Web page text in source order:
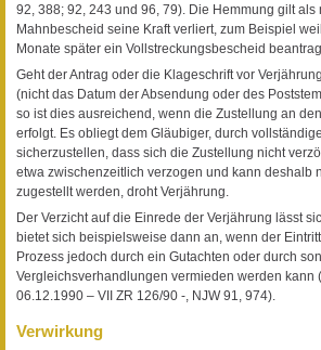
92, 388; 92, 243 und 96, 79). Die Hemmung gilt als
Mahnbescheid seine Kraft verliert, zum Beispiel
Monate später ein Vollstreckungsbescheid
Geht der Antrag oder die Klageschrift vor
(nicht das Datum der Absendung oder des
so ist dies ausreichend, wenn die Zustellung an
erfolgt. Es obliegt dem Gläubiger, durch
sicherzustellen, dass sich die Zustellung nicht
etwa zwischenzeitlich verzogen und kann deshalb
zugestellt werden, droht Verjährung.
Der Verzicht auf die Einrede der Verjährung lässt
bietet sich beispielsweise dann an, wenn der
Prozess jedoch durch ein Gutachten oder durch
Vergleichsverhandlungen vermieden werden kann
06.12.1990 – VII ZR 126/90 -, NJW 91, 974).
Verwirkung